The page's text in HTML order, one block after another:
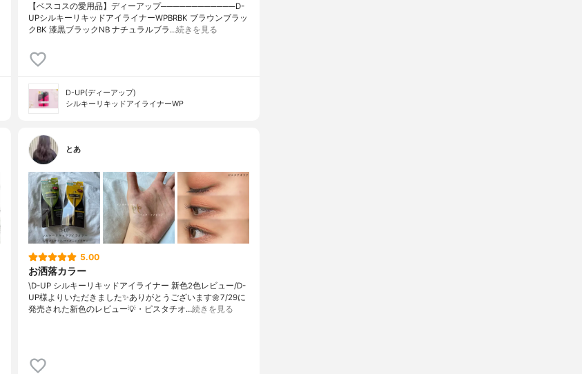
【ベスコスの愛用品】ディーアップ────────────D-
UPシルキーリキッドアイライナーWPBRBK ブラウンブラッ
クBK 漆黒ブラックNB ナチュラルブラ…続きを見る
D-UP(ディーアップ)
シルキーリキッドアイライナーWP
とあ
5.00
お洒落カラー
\D-UP シルキーリキッドアイライナー 新色2色レビュー/D-
UP様よりいただきました✨ありがとうございます🌼7/29に
発売された新色のレビュー💡・ピスタチオ…続きを見る